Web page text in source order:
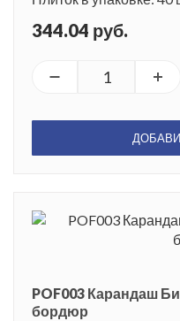
344.04 руб.
POF003 Карандаш
бордюр